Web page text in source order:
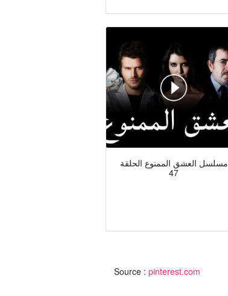
مسلسل العشق الممنوع الحلقة
47
Source : pinterest.com